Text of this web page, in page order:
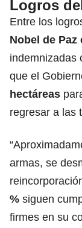
Logros
Entre los
Nobel de Paz
indemnizadas
que el
hectáreas
regresar a las
armas, se
% siguen
firmes en su